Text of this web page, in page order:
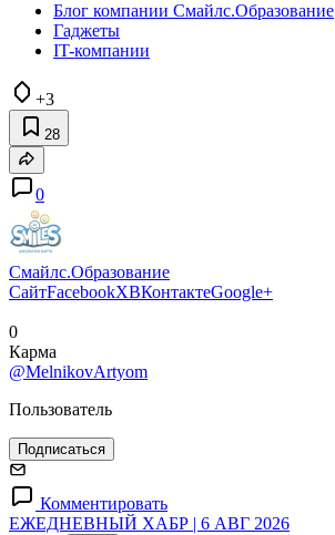
Блог компании Смайлс.Образование
Гаджеты
IT-компании
+3
28
0
Смайлс.Образование
СайтFacebookXВКонтактеGoogle+
0
Карма
@MelnikovArtyom
Пользователь
Подписаться
Комментировать
ЕЖЕДНЕВНЫЙ ХАБР | 6 АВГ 2026